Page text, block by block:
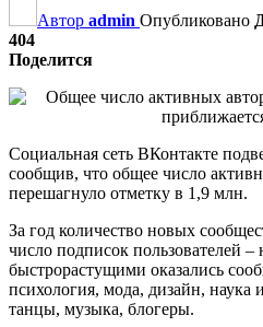
Автор admin Опубликовано
404
Поделится
Социальная сеть ВКонтакте
сообщив, что общее число
перешагнуло отметку в 1,9 млн.
За год количество новых
число подписок пользователей
быстрорастущими оказались
психология, мода, дизайн, наука
танцы, музыка, блогеры.